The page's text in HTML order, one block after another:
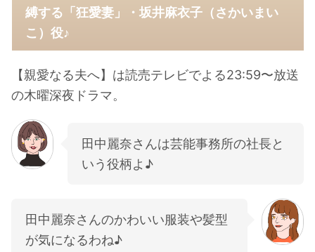
縛する「狂愛妻」・坂井麻衣子（さかいまい
こ）役♪
【親愛なる夫へ】は読売テレビでよる23:59〜放送
の木曜深夜ドラマ。
田中麗奈さんは芸能事務所の社長と
いう役柄よ♪
田中麗奈さんのかわいい服装や髪型
が気になるわね♪